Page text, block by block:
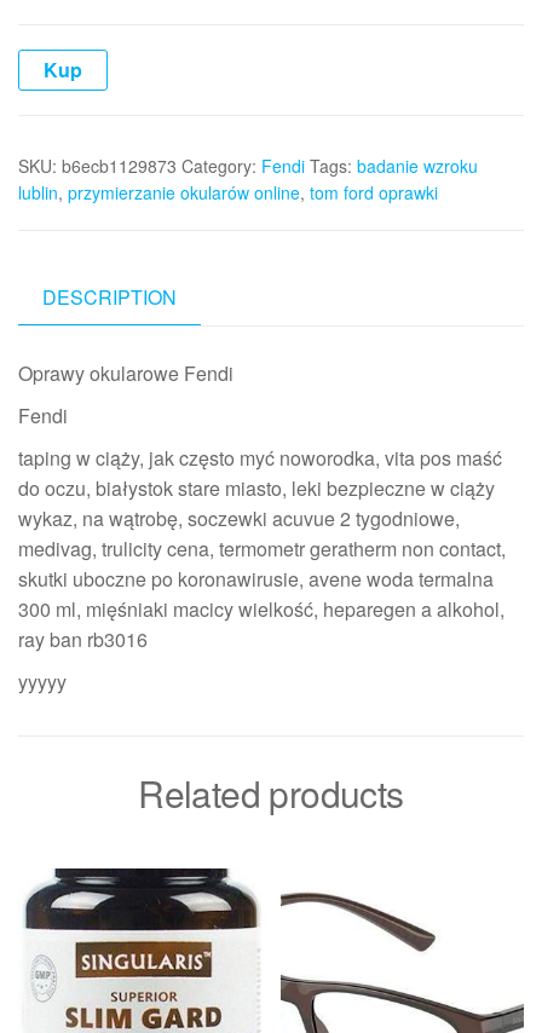
Kup
SKU: b6ecb1129873 Category: Fendi Tags: badanie wzroku
lublin, przymierzanie okularów online, tom ford oprawki
DESCRIPTION
Oprawy okularowe Fendi
Fendi
taping w ciąży, jak często myć noworodka, vita pos maść
do oczu, białystok stare miasto, leki bezpieczne w ciąży
wykaz, na wątrobę, soczewki acuvue 2 tygodniowe,
medivag, trulicity cena, termometr geratherm non contact,
skutki uboczne po koronawirusie, avene woda termalna
300 ml, mięśniaki macicy wielkość, heparegen a alkohol,
ray ban rb3016
yyyyy
Related products